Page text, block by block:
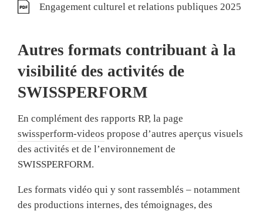
Engagement culturel et relations publiques 2025
Autres formats contribuant à la
visibilité des activités de
SWISSPERFORM
En complément des rapports RP, la page
swissperform-videos propose d’autres aperçus visuels
des activités et de l’environnement de
SWISSPERFORM.
Les formats vidéo qui y sont rassemblés – notamment
des productions internes, des témoignages, des